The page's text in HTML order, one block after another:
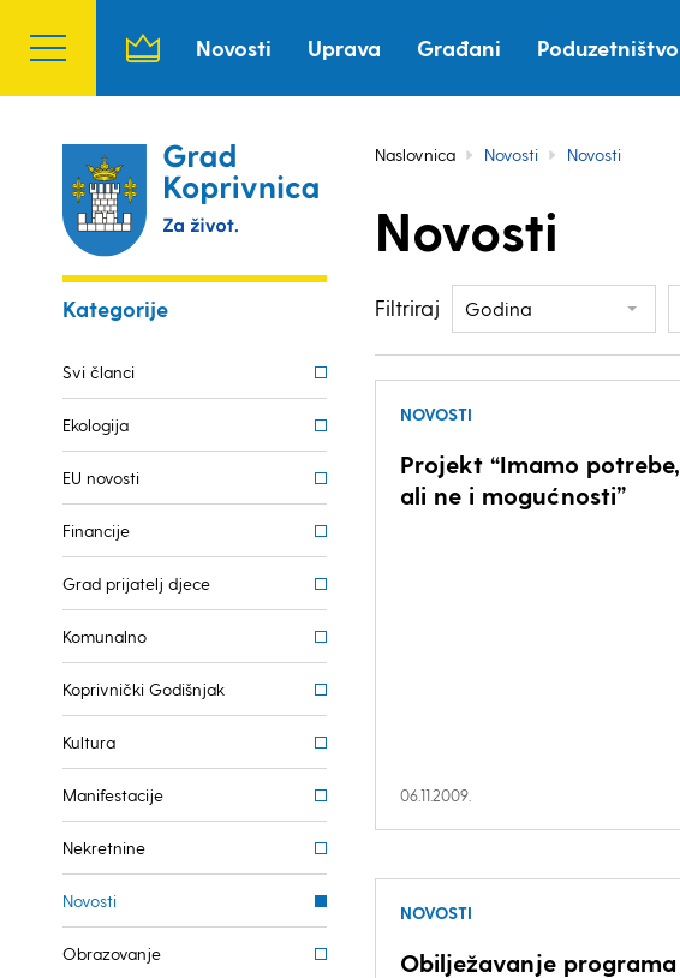
Novosti Uprava Građani Poduzetništvo
Kategorije
Svi članci
Ekologija
EU novosti
Financije
Grad prijatelj djece
Komunalno
Koprivnički Godišnjak
Kultura
Manifestacije
Nekretnine
Novosti
Obrazovanje
Naslovnica Novosti Novosti
Novosti
Filtriraj Godina
NOVOSTI
Projekt “Imamo potrebe,
ali ne i mogućnosti”
06.11.2009.
NOVOSTI
Obilježavanje programa